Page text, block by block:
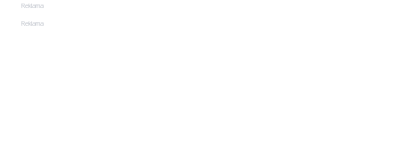
Reklama
Reklama